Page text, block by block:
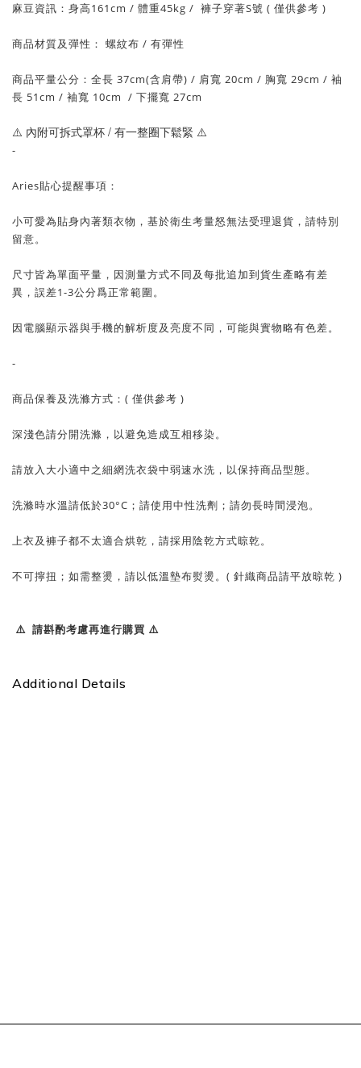
麻豆資訊： 身高161cm / 體重45kg / 褲子穿著S號 ( 僅供參考 )
商品材質及彈性： 螺紋布 / 有彈性
商品平量公分：全長 37cm(含肩帶) / 肩寬 20cm / 胸寬 29cm / 袖
長 51cm / 袖寬 10cm / 下擺寬 27cm
⚠️ 內附可拆式罩杯 / 有一整圈下鬆緊 ⚠️
-
Aries貼心提醒事項：
小可愛為貼身內著類衣物，基於衛生考量怒無法受理退貨，請特別
留意。
尺寸皆為單面平量，因測量方式不同及每批追加到貨生產略有差
異，誤差1-3公分爲正常範圍。
因電腦顯示器與手機的解析度及亮度不同，可能與實物略有色差。
-
商品保養及洗滌方式：( 僅供參考 )
深淺色請分開洗滌，以避免造成互相移染。
請放入大小適中之細網洗衣袋中弱速水洗，以保持商品型態。
洗滌時水溫請低於30°C；請使用中性洗劑；請勿長時間浸泡。
上衣及褲子都不太適合烘乾，請採用陰乾方式晾乾。
不可擰扭；如需整燙，請以低溫墊布熨燙。( 針織商品請平放晾乾 )
⚠️ 請斟酌考慮再進行購買 ⚠️
Additional Details